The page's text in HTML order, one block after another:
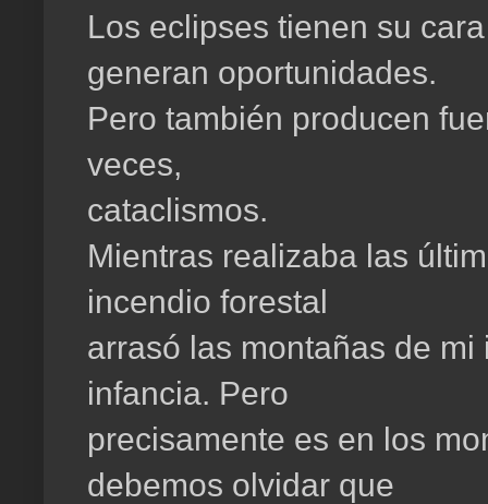
Los eclipses tienen su
generan oportunidades.
Pero también producen
veces,
cataclismos.
Mientras realizaba las
incendio forestal
arrasó las montañas de
infancia. Pero
precisamente es en los
debemos olvidar que